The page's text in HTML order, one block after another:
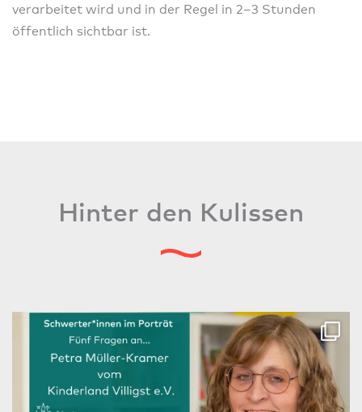
verarbeitet wird und in der Regel in 2–3 Stunden
öffentlich sichtbar ist.
Hinter den Kulissen